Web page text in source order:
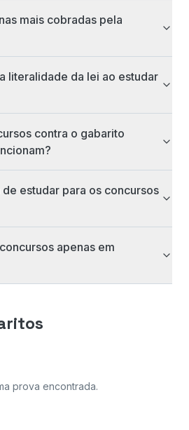
mais cobradas pela
literalidade da lei ao estudar
contra o gabarito
estudar para os concursos
apenas em
prova encontrada.